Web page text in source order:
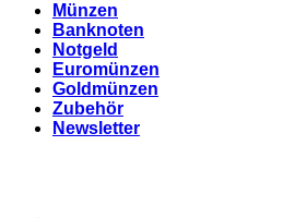
Münzen
Banknoten
Notgeld
Euromünzen
Goldmünzen
Zubehör
Newsletter